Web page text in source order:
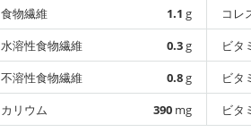
食物繊維
1.1 g
水溶性食物繊維
0.3g
不溶性食物繊維
0.8g
カリウム
390 mg
コレ
ビタ
ビタ
ビタ